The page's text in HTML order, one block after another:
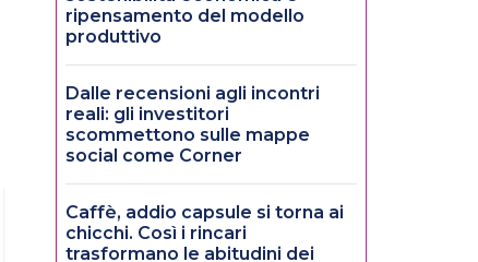
ripensamento del modello
produttivo
Dalle recensioni agli incontri
reali: gli investitori
scommettono sulle mappe
social come Corner
Caffè, addio capsule si torna ai
chicchi. Così i rincari
trasformano le abitudini dei